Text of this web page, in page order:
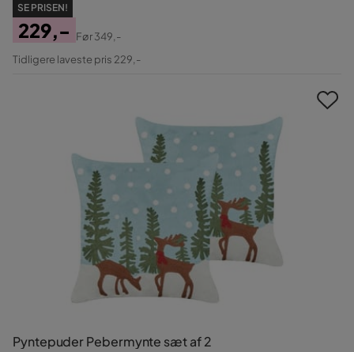
SE PRISEN!
Pris
229,-
Original
Før349,-
Tidligere laveste pris 229,-
Pyntepuder Pebermynte sæt af 2